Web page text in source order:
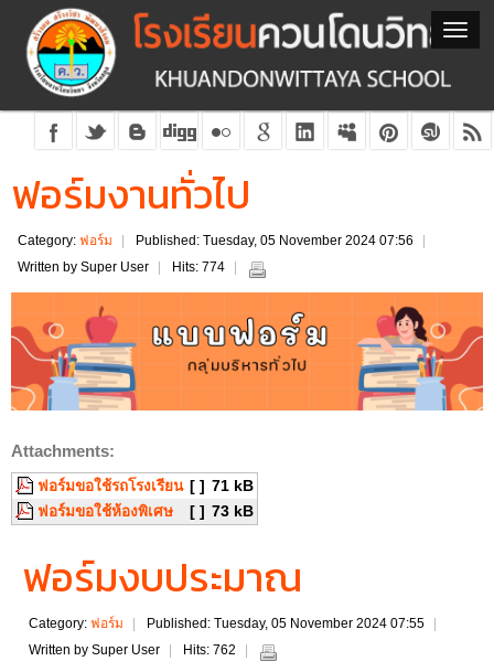
ฟอร์มงานทั่วไป
Category: ฟอร์ม
Published: Tuesday, 05 November 2024 07:56
Written by Super User
Hits: 774
Attachments:
ฟอร์มขอใช้รถโรงเรียน [ ] 71 kB
ฟอร์มขอใช้ห้องพิเศษ
[ ] 73 kB
ฟอร์มงบประมาณ
Category: ฟอร์ม
Published: Tuesday, 05 November 2024 07:55
Written by Super User
Hits: 762